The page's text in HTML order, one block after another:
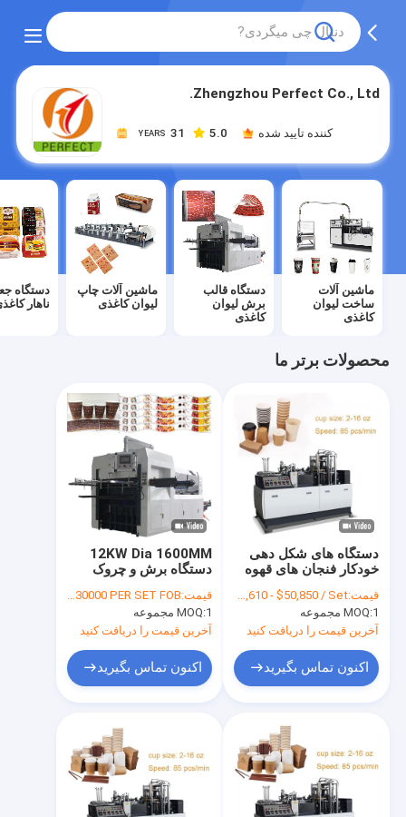
Zhengzhou Perfect Co., Ltd.
31
YEARS 5.0 کننده تایید شده
ماشین آلات
ساخت لیوان
کاغذی
دستگاه قالب
برش لیوان
کاغذی
ماشین آلات چاپ
لیوان کاغذی
دستگاه
ناهار
محصولات برتر ما
12KW Dia 1600MM
دستگاه برش و چروک
قیمت:USD 27900 - 30000 PER SET FOB
MOQ:1 مجموعه
آخرین قیمت را دریافت کنید
اکنون تماس بگیرید
دستگاه های شکل دهی
خودکار فنجان های قهوه
لیتر تا 16 اونس
قیمت:FOB $49,610 - $50,850 / Set
MOQ:1 مجموعه
آخرین قیمت را دریافت کنید
اکنون تماس بگیرید